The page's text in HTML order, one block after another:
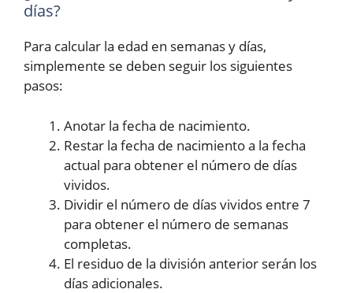
días?
Para calcular la edad en semanas y días,
simplemente se deben seguir los siguientes
pasos:
Anotar la fecha de nacimiento.
Restar la fecha de nacimiento a la fecha
actual para obtener el número de días
vividos.
Dividir el número de días vividos entre 7
para obtener el número de semanas
completas.
El residuo de la división anterior serán los
días adicionales.